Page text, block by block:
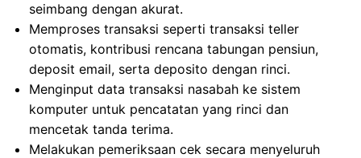
seimbang dengan akurat.
Memproses transaksi seperti transaksi teller
otomatis, kontribusi rencana tabungan pensiun,
deposit email, serta deposito dengan rinci.
Menginput data transaksi nasabah ke sistem
komputer untuk pencatatan yang rinci dan
mencetak tanda terima.
Melakukan pemeriksaan cek secara menyeluruh